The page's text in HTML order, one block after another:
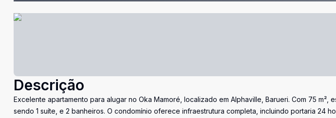
Descrição
Excelente apartamento para alugar no Oka Mamoré, localizado em Alphaville, Barueri. Com 75 m²,
sendo 1 suíte, e 2 banheiros. O condomínio oferece infraestrutura completa, incluindo portaria 24